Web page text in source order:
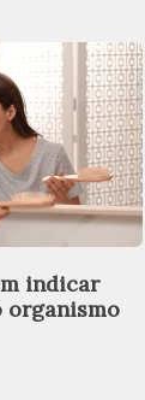
indicar
organismo